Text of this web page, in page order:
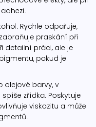
Rychle odpařuje,
praskání při
detailní práci, ale je
pokud je
olejové barvy, v
zřídka. Poskytuje
viskozitu a může